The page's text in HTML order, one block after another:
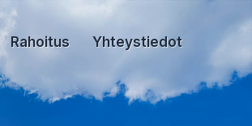
Rahoitus Yhteystiedot